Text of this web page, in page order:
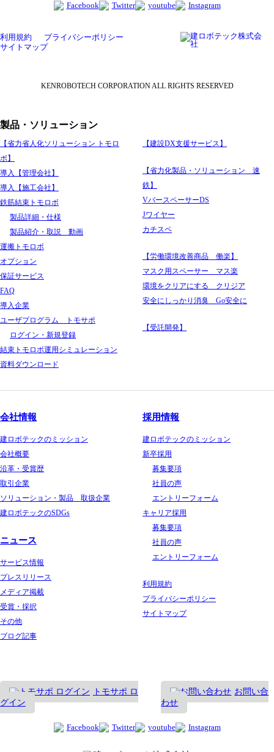
Facebook Twitter youtube Instagram
利用規約
プライバシーポリシー
サイトマップ
KENROBOTECH CORPORATION ALL RIGHTS RESERVED
製品・ソリューション
【省力省人化ソリューション トモロ
ボ】
導入【管理会社】
導入【施工会社】
鉄筋結束トモロボ
製品詳細・仕様
製品紹介・取説 動画
運搬トモロボ
オプション
保証サービス
FAQ
導入企業
ユーザプログラム トモサポ
ログイン・新規登録
結束トモロボ運用シミュレーション
資料ダウンロード
【建設DX支援サービス】
【省力化製品・ソリューション 速
鉄】
VバースペーサーDS
Jワイヤー
カチスペ
【労働環境改善商品 働楽】
マスク用スペーサー マス楽
環境をクリアにする クリジア
安全にしっかり消臭 Go安全に
【受託開発】
会社情報
建ロボテックのミッション
会社概要
沿革・受賞歴
取引企業
ソリューション・製品 取扱企業
建ロボテックのSDGs
ニュース
サービス情報
プレスリリース
メディア掲載
受賞・採択
その他
ブログ記事
採用情報
建ロボテックのミッション
新卒採用
募集要項
社員の声
エントリーフォーム
キャリア採用
募集要項
社員の声
エントリーフォーム
利用規約
プライバシーポリシー
サイトマップ
トモサポ ロ
グイン
お問い合
わせ
Facebook Twitter youtube Instagram